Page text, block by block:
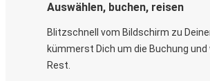
Auswählen, buchen, reisen
Blitzschnell vom Bildschirm zu
kümmerst Dich um die Buchung und
Rest.